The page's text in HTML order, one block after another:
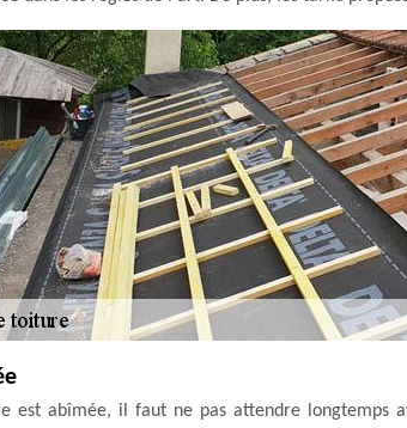
est abîmée, il faut ne pas attendre longtemps